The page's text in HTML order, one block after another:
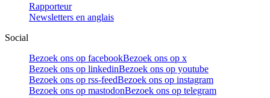
Rapporteur
Newsletters en anglais
Social
Bezoek ons op facebookBezoek ons op x
Bezoek ons op linkedinBezoek ons op youtube
Bezoek ons op rss-feedBezoek ons op instagram
Bezoek ons op mastodonBezoek ons op telegram